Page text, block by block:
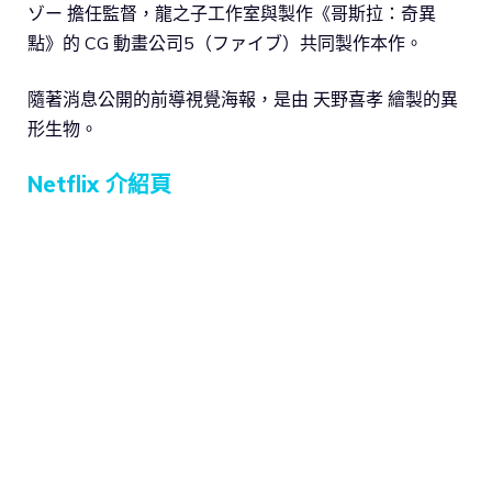
ゾー 擔任監督，龍之子工作室與製作《哥斯拉：奇異
點》的 CG 動畫公司5（ファイブ）共同製作本作。
隨著消息公開的前導視覺海報，是由 天野喜孝 繪製的異
形生物。
Netflix 介紹頁